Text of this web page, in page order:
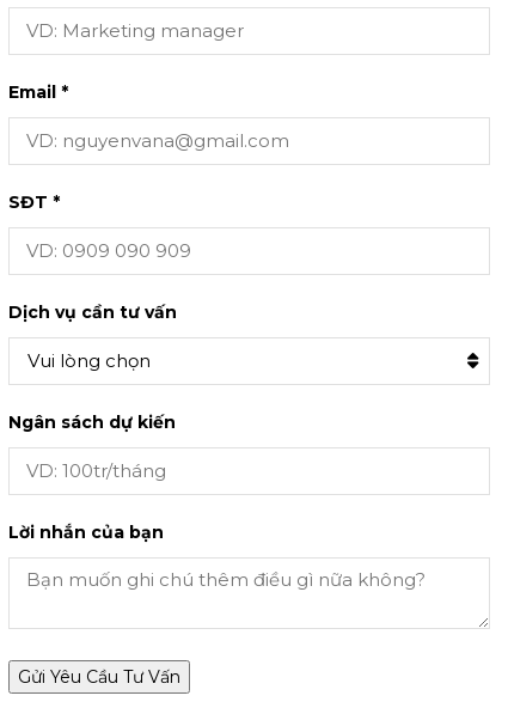
Email *
SĐT *
Dịch vụ cần tư vấn
Vui lòng chọn
Ngân sách dự kiến
Lời nhắn của bạn
Gửi Yêu Cầu Tư Vấn